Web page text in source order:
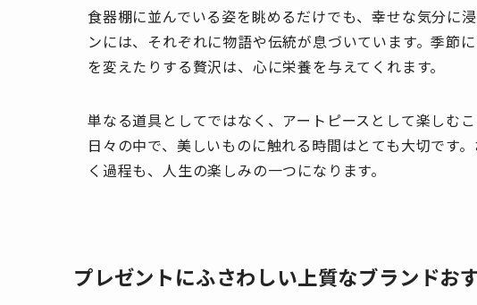
食器棚に並んでいる姿を眺めるだけでも、幸せな気分に
ンには、それぞれに物語や伝統が息づいています。季節
を変えたりする贅沢は、心に栄養を与えてくれます。
単なる道具としてではなく、アートピースとして楽しむ
日々の中で、美しいものに触れる時間はとても大切です
く過程も、人生の楽しみの一つになります。
プレゼントにふさわしい上質なブランドお